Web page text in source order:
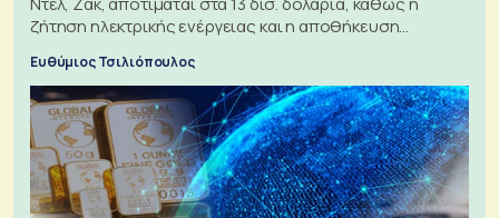
ζήτηση ηλεκτρικής ενέργειας και η αποθήκευση
Ευθύμιος Τσιλιόπουλος